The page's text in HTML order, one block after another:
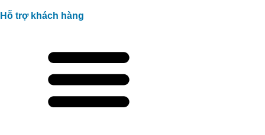
Hỗ trợ khách hàng